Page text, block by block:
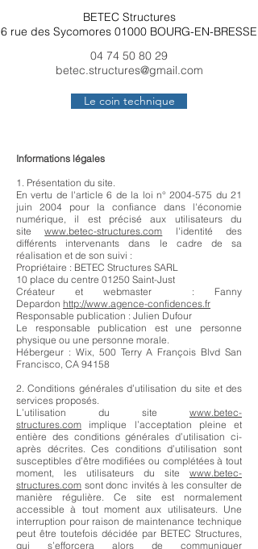
BETEC Structures
6 rue des Sycomores 01000 BOURG-EN-BRESSE
04 74 50 80 29
betec.structures@gmail.com
Le coin technique
Informations légales
1. Présentation du site.
En vertu de l'article 6 de la loi n°2004-575 du 21
juin 2004 pour la confiance dans l'économie
numérique, il est précisé aux utilisateurs du
sitewww.betec-structures.com l'identité des
différents intervenants dans le cadre de sa
réalisation et de son suivi :
Propriétaire : BETEC Structures SARL
10 place du centre 01250 Saint-Just
Créateur et webmaster : Fanny
Depardon http://www.agence-confidences.fr
Responsable publication : Julien Dufour
Le responsable publication est une personne
physique ou une personne morale.
Hébergeur : Wix, 500 Terry A François Blvd San
Francisco, CA 94158
2. Conditions générales d’utilisation du site et des
services proposés.
L’utilisation du site www.betec-
structures.com implique l’acceptation pleine et
entière des conditions générales d’utilisation ci-
après décrites. Ces conditions d’utilisation sont
susceptibles d’être modifiées ou complétées à tout
moment, les utilisateurs du site www.betec-
structures.com sont donc invités à les consulter de
manière régulière. Ce site est normalement
accessible à tout moment aux utilisateurs. Une
interruption pour raison de maintenance technique
peut être toutefois décidée par BETEC Structures,
qui s’efforcera alors de communiquer